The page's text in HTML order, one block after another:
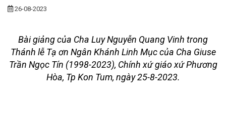
26-08-2023
Bài giảng của Cha Luy Nguyễn Quang Vinh trong
Thánh lễ Tạ ơn Ngân Khánh Linh Mục của Cha Giuse
Trần Ngọc Tín (1998-2023), Chính xứ giáo xứ Phương
Hòa, Tp Kon Tum, ngày 25-8-2023.